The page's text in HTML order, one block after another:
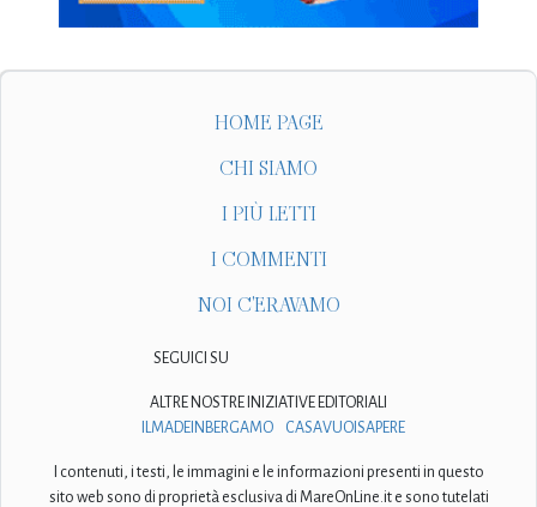
HOME PAGE
CHI SIAMO
I PIÙ LETTI
I COMMENTI
NOI C'ERAVAMO
SEGUICI SU
ALTRE NOSTRE INIZIATIVE EDITORIALI
ILMADEINBERGAMO
CASAVUOISAPERE
I contenuti, i testi, le immagini e le informazioni presenti in questo
sito web sono di proprietà esclusiva di MareOnLine.it e sono tutelati